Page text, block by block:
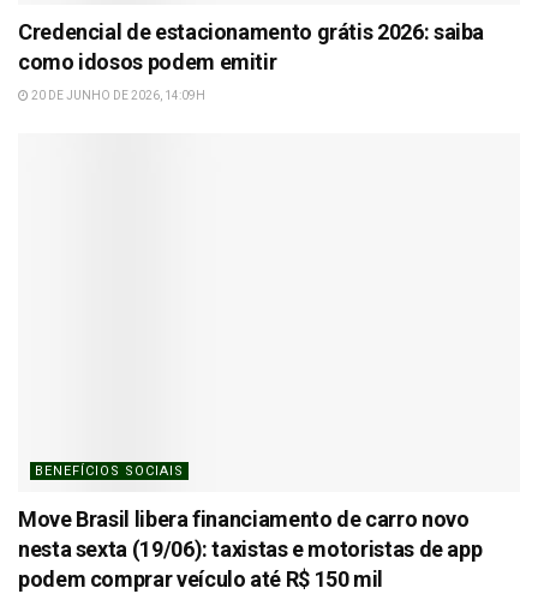
Credencial de estacionamento grátis 2026: saiba
como idosos podem emitir
20 DE JUNHO DE 2026, 14:09H
BENEFÍCIOS SOCIAIS
Move Brasil libera financiamento de carro novo
nesta sexta (19/06): taxistas e motoristas de app
podem comprar veículo até R$ 150 mil